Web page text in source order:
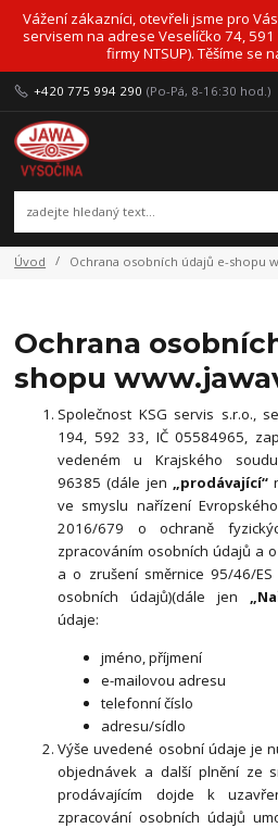
Vážení zákazníci, otevřeli jsme pro
servisem na adrese Veselíčko 74,
firmy NTSUP). Těšíme se
+420 775 994 290 (Po-Pá, 8-16:30 hod.)
Úvod Ochrana osobních údajů e-shopu
Ochrana
shopu
Společnost KSG servis s.r.o.,
194, 592 33, IČ 05584965,
vedeném u Krajského
96385 (dále jen
„prodávající“
ve smyslu nařízení
2016/679 o ochraně
zpracováním osobních údajů a
a o zrušení směrnice 95/46/
osobních údajů)(dále jen
údaje:
jméno, příjmení
e-mailovou adresu
telefonní číslo
adresu/sídlo
Výše uvedené osobní údaje je
objednávek a další plnění ze
prodávajícím dojde k
zpracování osobních údajů